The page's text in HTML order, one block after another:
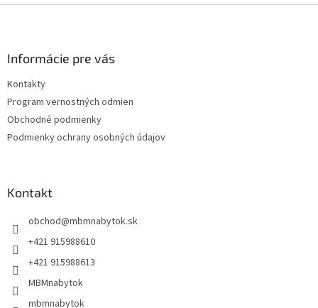
Informácie pre vás
Kontakty
Program vernostných odmien
Obchodné podmienky
Podmienky ochrany osobných údajov
Kontakt
obchod@mbmnabytok.sk
+421 915988610
+421 915988613
MBMnabytok
mbmnabytok